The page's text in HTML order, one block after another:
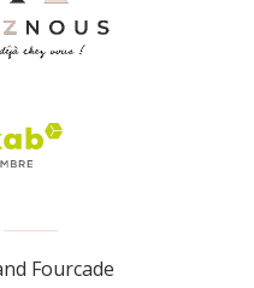
Fourcade